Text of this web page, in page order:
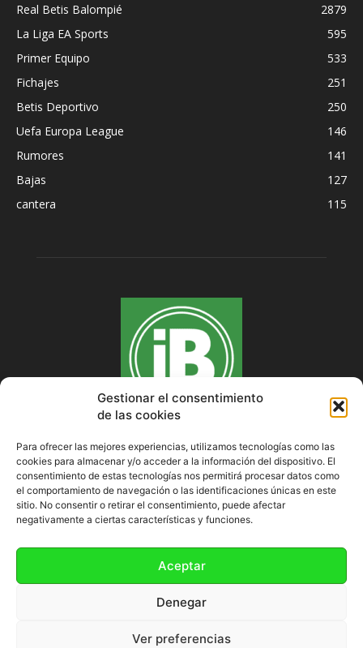
Gestionar el consentimiento
de las cookies
Para ofrecer las mejores experiencias, utilizamos tecnologías como las
cookies para almacenar y/o acceder a la información del dispositivo. El
consentimiento de estas tecnologías nos permitirá procesar datos como
el comportamiento de navegación o las identificaciones únicas en este
sitio. No consentir o retirar el consentimiento, puede afectar
negativamente a ciertas características y funciones.
Aceptar
Denegar
Ver preferencias
Real Betis Balompié
2879
La Liga EA Sports
595
Primer Equipo
533
Fichajes
251
Betis Deportivo
250
Uefa Europa League
146
Rumores
141
Bajas
127
cantera
115
SOBRE NOSOTROS